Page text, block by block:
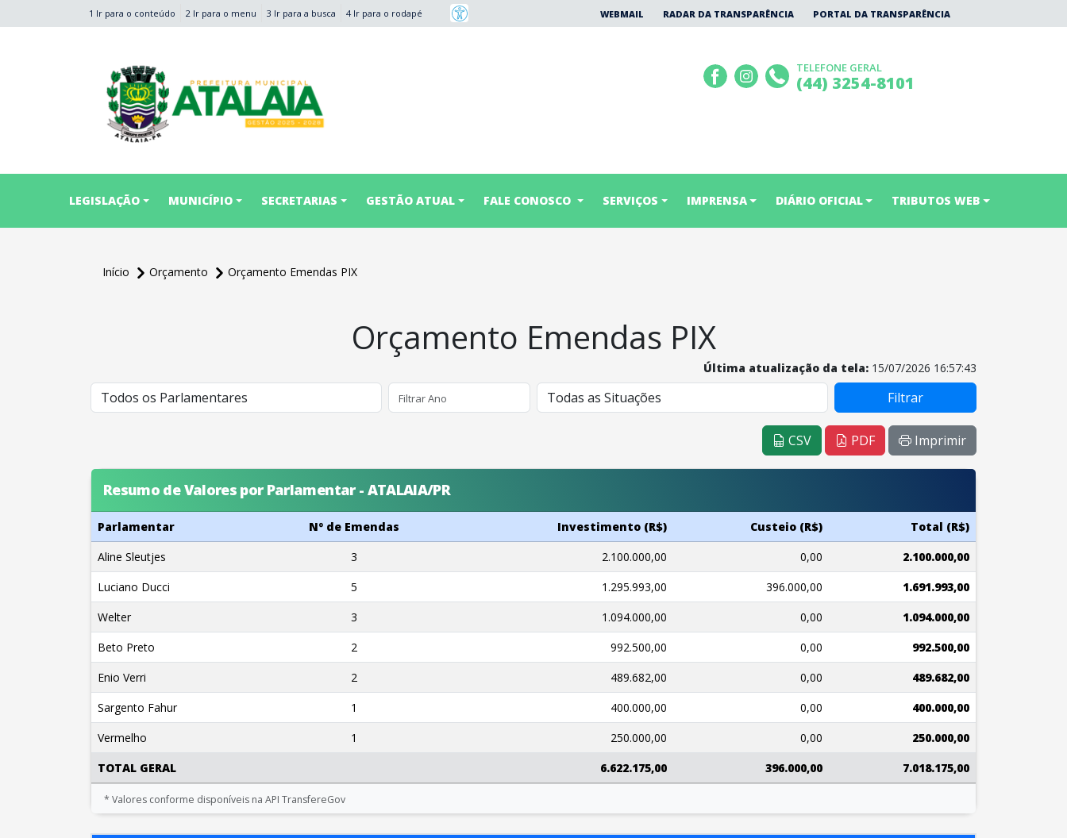
1 Ir para o conteúdo 2 Ir para o menu 3 Ir para a busca 4 Ir para o rodapé WEBMAIL RADAR DA TRANSPARÊNCIA PORTAL DA TRANSPARÊNCIA
TELEFONE GERAL
(44) 3254-8101
LEGISLAÇÃO MUNICÍPIO SECRETARIAS GESTÃO ATUAL FALE CONOSCO SERVIÇOS IMPRENSA DIÁRIO OFICIAL TRIBUTOS WEB
Início Orçamento Orçamento Emendas PIX
Orçamento Emendas PIX
Última atualização da tela: 15/07/2026 16:57:43
Filtrar
CSV PDF Imprimir
Resumo de Valores por Parlamentar - ATALAIA/PR
Parlamentar Nº de Emendas Investimento (R$) Custeio (R$)
Total (R$)
Aline Sleutjes
3 2.100.000,00 0,00
2.100.000,00
Luciano Ducci
5 1.295.993,00 396.000,00
1.691.993,00
Welter
3 1.094.000,00 0,00
1.094.000,00
Beto Preto
2 992.500,00 0,00
992.500,00
Enio Verri
2 489.682,00 0,00
489.682,00
Sargento Fahur
1 400.000,00 0,00
400.000,00
Vermelho
1 250.000,00 0,00
250.000,00
TOTAL GERAL
6.622.175,00 396.000,00 7.018.175,00
* Valores conforme disponíveis na API TransfereGov